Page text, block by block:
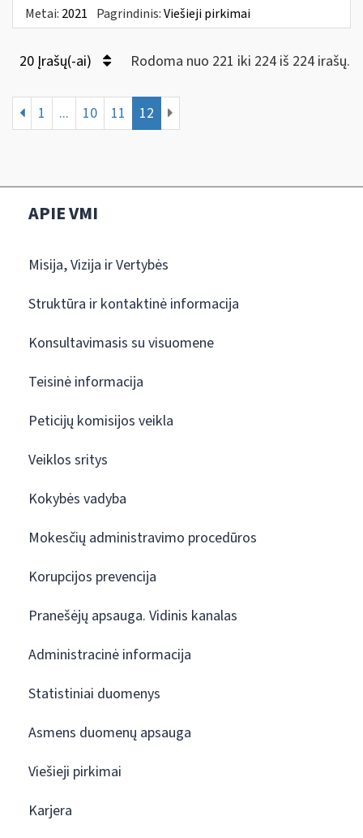
Metai: 2021 Pagrindinis:Viešieji pirkimai
20 Įrašų(-ai) Rodoma nuo 221 iki 224 iš 224 irašų.
1 ... 10 11 12
APIE VMI
Misija, Vizija ir Vertybės
Struktūra ir kontaktinė informacija
Konsultavimasis su visuomene
Teisinė informacija
Peticijų komisijos veikla
Veiklos sritys
Kokybės vadyba
Mokesčių administravimo procedūros
Korupcijos prevencija
Pranešėjų apsauga. Vidinis kanalas
Administracinė informacija
Statistiniai duomenys
Asmens duomenų apsauga
Viešieji pirkimai
Karjera